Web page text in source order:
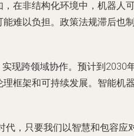
在非结构化环境中，机器人
难以负担。政策法规滞后也
现跨领域协作。预计到2030
框架和可持续发展。智能机
代，只要我们以智慧和包容应